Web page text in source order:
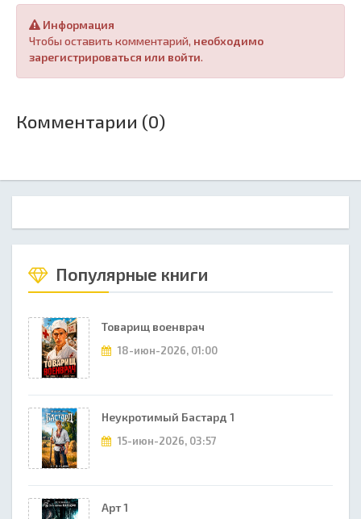
Информация
Чтобы оставить комментарий, необходимо
зарегистрироваться или войти.
Комментарии (0)
Популярные книги
Товарищ военврач
18-июн-2026, 01:00
Неукротимый Бастард 1
15-июн-2026, 03:57
Арт 1